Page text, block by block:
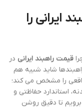
ایرانی را
قیمت راهبند ایرانی در
شاید شبیه هم
را مشخص می کند؛
استاندارد حفاظتی و
تا دقیق روشن